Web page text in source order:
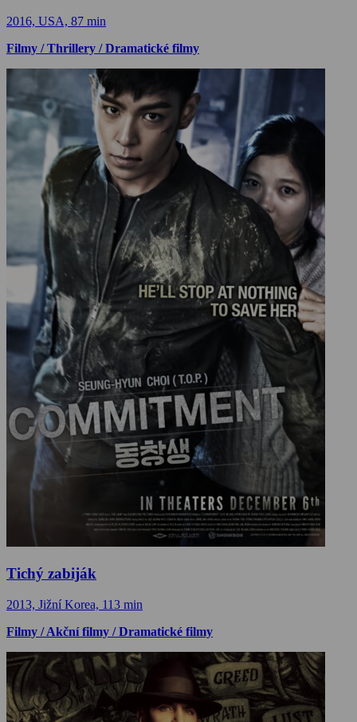
2016, USA, 87 min
Filmy / Thrillery / Dramatické filmy
Tichý zabiják
2013, Jižní Korea, 113 min
Filmy / Akční filmy / Dramatické filmy